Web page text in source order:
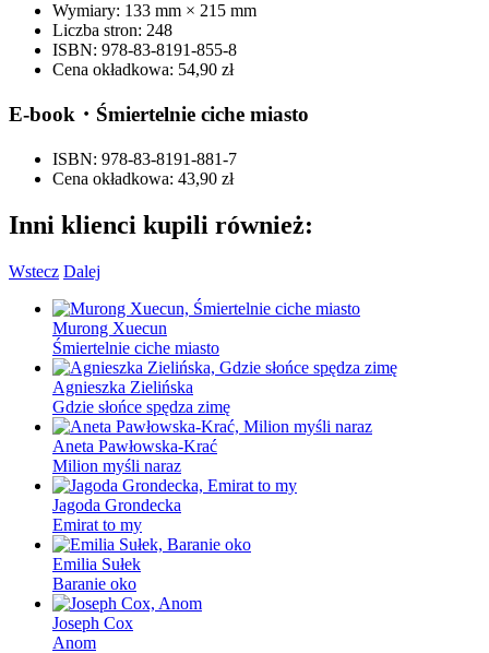
Wymiary: 133 mm × 215 mm
Liczba stron: 248
ISBN: 978-83-8191-855-8
Cena okładkowa: 54,90 zł
E-book・Śmiertelnie ciche miasto
ISBN: 978-83-8191-881-7
Cena okładkowa: 43,90 zł
Inni klienci kupili również:
Wstecz Dalej
Murong Xuecun
Śmiertelnie ciche miasto
Agnieszka Zielińska
Gdzie słońce spędza zimę
Aneta Pawłowska-Krać
Milion myśli naraz
Jagoda Grondecka
Emirat to my
Emilia Sułek
Baranie oko
Joseph Cox
Anom